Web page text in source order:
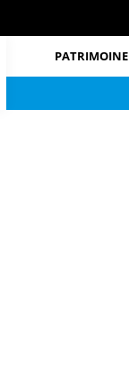
PATRIMOINE